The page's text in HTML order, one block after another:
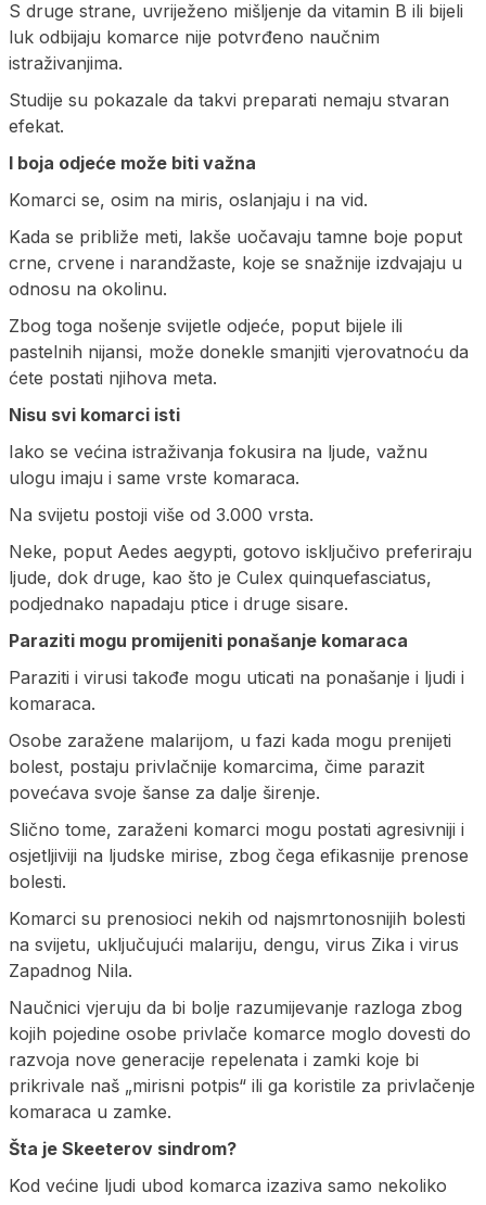
S druge strane, uvriježeno mišljenje da vitamin B ili bijeli
luk odbijaju komarce nije potvrđeno naučnim
istraživanjima.
Studije su pokazale da takvi preparati nemaju stvaran
efekat.
I boja odjeće može biti važna
Komarci se, osim na miris, oslanjaju i na vid.
Kada se približe meti, lakše uočavaju tamne boje poput
crne, crvene i narandžaste, koje se snažnije izdvajaju u
odnosu na okolinu.
Zbog toga nošenje svijetle odjeće, poput bijele ili
pastelnih nijansi, može donekle smanjiti vjerovatnoću da
ćete postati njihova meta.
Nisu svi komarci isti
Iako se većina istraživanja fokusira na ljude, važnu
ulogu imaju i same vrste komaraca.
Na svijetu postoji više od 3.000 vrsta.
Neke, poput Aedes aegypti, gotovo isključivo preferiraju
ljude, dok druge, kao što je Culex quinquefasciatus,
podjednako napadaju ptice i druge sisare.
Paraziti mogu promijeniti ponašanje komaraca
Paraziti i virusi takođe mogu uticati na ponašanje i ljudi i
komaraca.
Osobe zaražene malarijom, u fazi kada mogu prenijeti
bolest, postaju privlačnije komarcima, čime parazit
povećava svoje šanse za dalje širenje.
Slično tome, zaraženi komarci mogu postati agresivniji i
osjetljiviji na ljudske mirise, zbog čega efikasnije prenose
bolesti.
Komarci su prenosioci nekih od najsmrtonosnijih bolesti
na svijetu, uključujući malariju, dengu, virus Zika i virus
Zapadnog Nila.
Naučnici vjeruju da bi bolje razumijevanje razloga zbog
kojih pojedine osobe privlače komarce moglo dovesti do
razvoja nove generacije repelenata i zamki koje bi
prikrivale naš „mirisni potpis“ ili ga koristile za privlačenje
komaraca u zamke.
Šta je Skeeterov sindrom?
Kod većine ljudi ubod komarca izaziva samo nekoliko